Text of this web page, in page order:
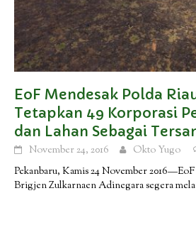
EoF Mendesak Polda
Tetapkan 49 Korporasi
dan Lahan Sebagai
November 24, 2016 Okto Yugo
Pekanbaru, Kamis 24 November
Brigjen Zulkarnaen Adinegara segera